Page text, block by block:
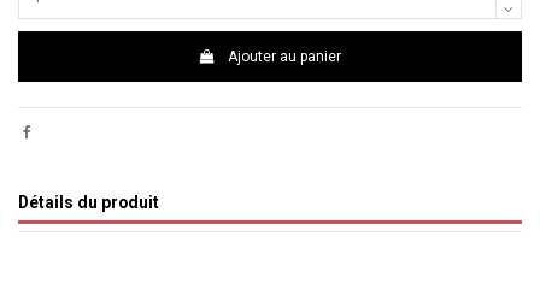
Ajouter au panier
Détails du produit